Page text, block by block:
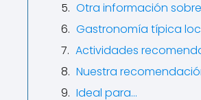
Otra información
Gastronomía típica
Actividades
Nuestra
Ideal para…